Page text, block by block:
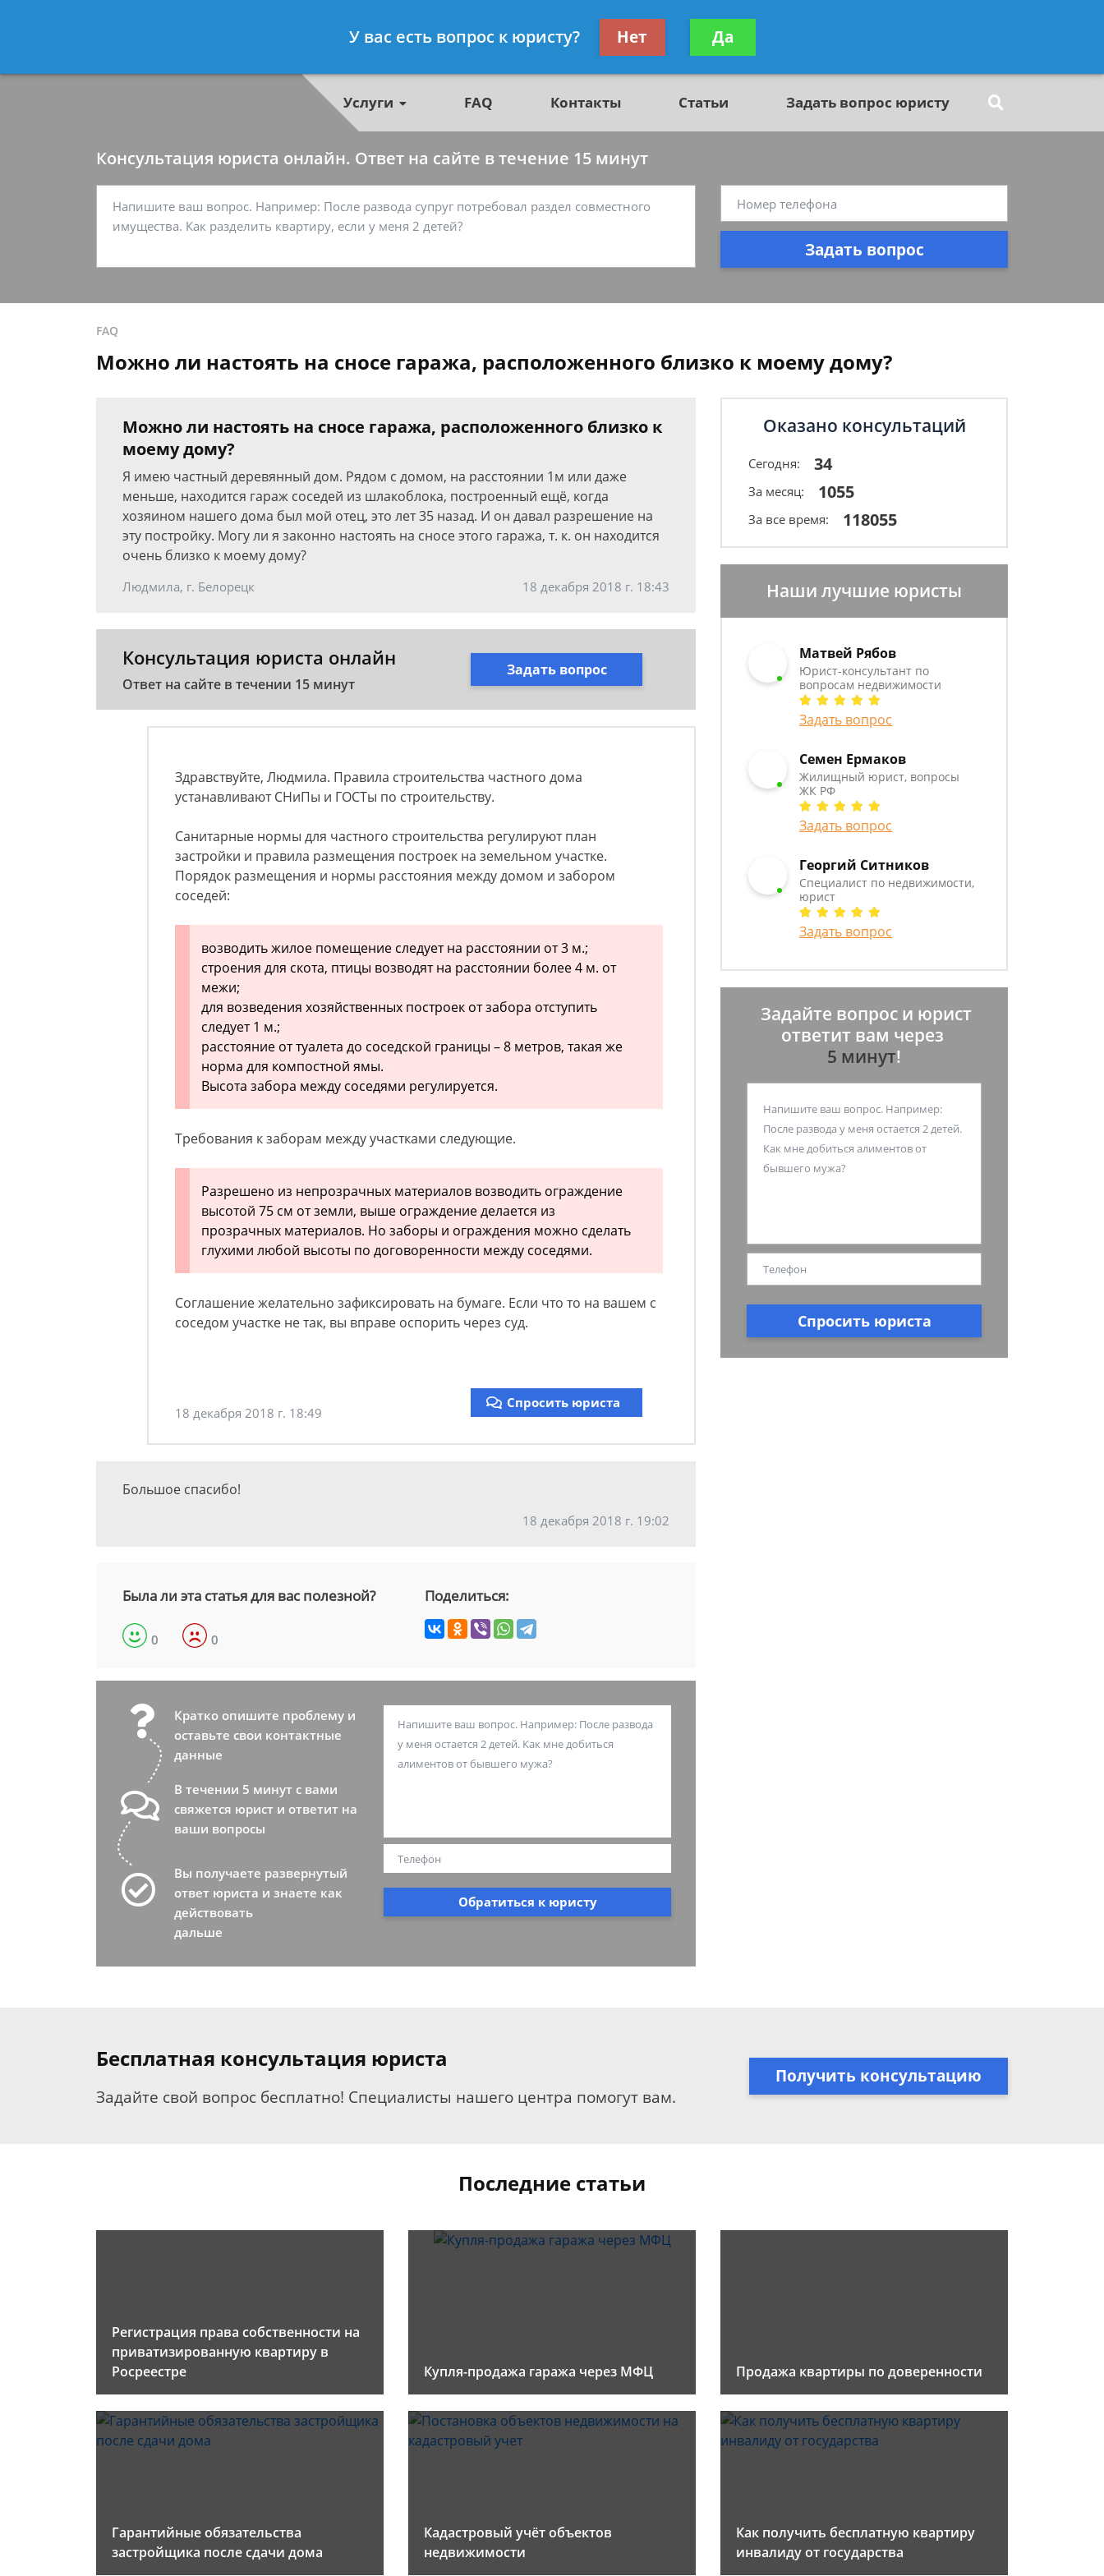
- Специалист по недвижимости, юрист
Получите консультацию
бесплатно
Услуги FAQ Контакты Статьи Задать вопрос юристу
Консультация юриста онлайн. Ответ на сайте в течение 15 минут
Задать вопрос
FAQ
Можно ли настоять на сносе гаража, расположенного близко к моему дому?
Можно ли настоять на сносе гаража, расположенного близко к
моему дому?
Я имею частный деревянный дом. Рядом с домом, на расстоянии 1м или даже
меньше, находится гараж соседей из шлакоблока, построенный ещё, когда
хозяином нашего дома был мой отец, это лет 35 назад. И он давал разрешение на
эту постройку. Могу ли я законно настоять на сносе этого гаража, т. к. он находится
очень близко к моему дому?
Людмила, г. Белорецк 18 декабря 2018 г. 18:43
Консультация юриста онлайн
Ответ на сайте в течении 15 минут
Задать вопрос
Здравствуйте, Людмила. Правила строительства частного дома
устанавливают СНиПы и ГОСТы по строительству.
Санитарные нормы для частного строительства регулируют план
застройки и правила размещения построек на земельном участке.
Порядок размещения и нормы расстояния между домом и забором
соседей:
возводить жилое помещение следует на расстоянии от 3 м.;
строения для скота, птицы возводят на расстоянии более 4 м. от
межи;
для возведения хозяйственных построек от забора отступить
следует 1 м.;
расстояние от туалета до соседской границы – 8 метров, такая же
норма для компостной ямы.
Высота забора между соседями регулируется.
Требования к заборам между участками следующие.
Разрешено из непрозрачных материалов возводить ограждение
высотой 75 см от земли, выше ограждение делается из
прозрачных материалов. Но заборы и ограждения можно сделать
глухими любой высоты по договоренности между соседями.
Соглашение желательно зафиксировать на бумаге. Если что то на вашем с
соседом участке не так, вы вправе оспорить через суд.
18 декабря 2018 г. 18:49
Спросить юриста
Большое спасибо!
18 декабря 2018 г. 19:02
Была ли эта статья для вас полезной?
0 0
Поделиться:
Кратко опишите проблему и
оставьте свои контактные
данные
В течении 5 минут с вами
свяжется юрист и ответит на
ваши вопросы
Вы получаете развернутый
ответ юриста и знаете как
действовать
дальше
Обратиться к юристу
Оказано консультаций
Сегодня: 34
За месяц: 1055
За все время: 118055
Наши лучшие юристы
Матвей Рябов
Юрист-консультант по
вопросам недвижимости
Задать вопрос
Семен Ермаков
Жилищный юрист, вопросы
ЖК РФ
Задать вопрос
Георгий Ситников
Специалист по недвижимости,
юрист
Задать вопрос
Задайте вопрос и юрист
ответит вам через
5 минут!
Спросить юриста
Бесплатная консультация юриста
Задайте свой вопрос бесплатно! Специалисты нашего центра помогут вам.
Получить консультацию
Последние статьи
Регистрация права собственности на
приватизированную квартиру в
Росреестре
Купля-продажа гаража через МФЦ Продажа квартиры по доверенности
Гарантийные обязательства
застройщика после сдачи дома
Кадастровый учёт объектов
недвижимости
Как получить бесплатную квартиру
инвалиду от государства
У вас есть вопрос к юристу? Нет Да